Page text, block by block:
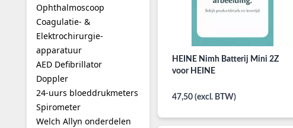
Ophthalmoscoop
Coagulatie- &
Elektrochirurgie-
apparatuur
AED Defibrillator
Doppler
24-uurs bloeddrukmeters
Spirometer
Welch Allyn onderdelen
HEINE Nimh Batterij Mini 2Z
voor HEINE
47,50 (excl. BTW)